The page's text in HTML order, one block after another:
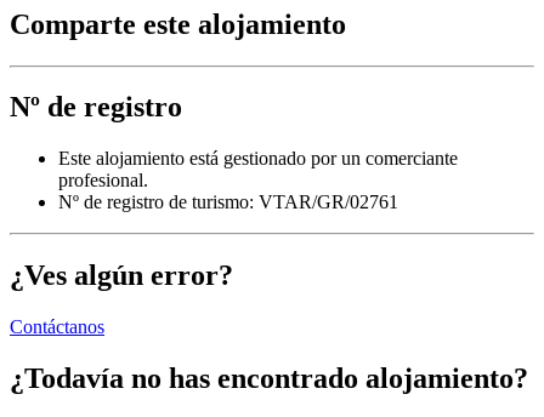
Comparte este alojamiento
Nº de registro
Este alojamiento está gestionado por un comerciante
profesional.
Nº de registro de turismo: VTAR/GR/02761
¿Ves algún error?
Contáctanos
¿Todavía no has encontrado alojamiento?